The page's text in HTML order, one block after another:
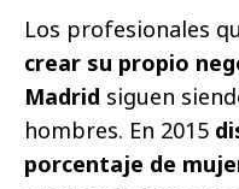
Los profesionales
crear su propio
Madrid siguen
hombres. En 2015
porcentaje de